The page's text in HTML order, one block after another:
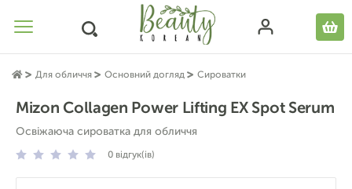
Для обличчя Основний догляд Сироватки
Mizon Collagen Power Lifting EX Spot Serum
Освіжаюча сироватка для обличчя
0 відгук(ів)